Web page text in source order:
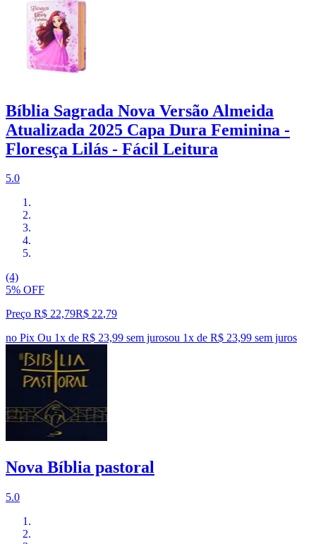
Bíblia Sagrada Nova Versão Almeida
Atualizada 2025 Capa Dura Feminina -
Floresça Lilás - Fácil Leitura
5.0
(4)
5% OFF
Preço R$ 22,79R$ 22,79
no Pix Ou 1x de R$ 23,99 sem jurosou 1x de R$ 23,99 sem juros
Nova Bíblia pastoral
5.0